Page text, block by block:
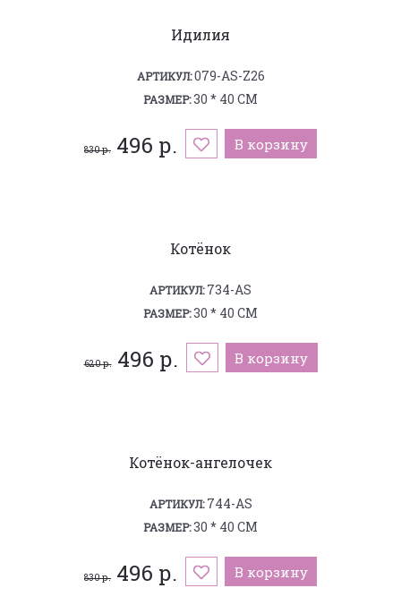
Идилия
АРТИКУЛ:079-AS-Z26
РАЗМЕР:30 * 40 СМ
830 р. 496 р. В корзину
Котёнок
АРТИКУЛ:734-AS
РАЗМЕР:30 * 40 СМ
620 р.496 р. В корзину
Котёнок-ангелочек
АРТИКУЛ:744-AS
РАЗМЕР:30 * 40 СМ
830 р. 496 р. В корзину